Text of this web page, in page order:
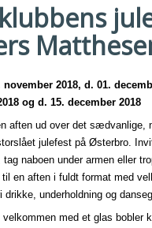
november 2018, d. 01.
og d. 15. december 2018
aften ud over det sædvanlige,
julefest på Østerbro.
tag naboen under armen eller
en aften i fuldt format med
drikke, underholdning og
velkommen med et glas bobler